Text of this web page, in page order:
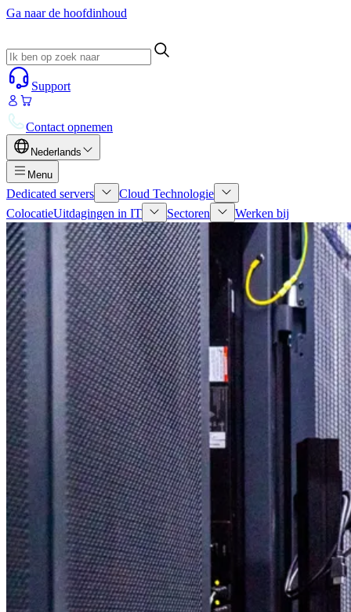
Ga naar de hoofdinhoud
Support
Contact opnemen
Nederlands
Menu
Dedicated servers
Cloud Technologie
ColocatieUitdagingen in IT Sectoren Werken bij